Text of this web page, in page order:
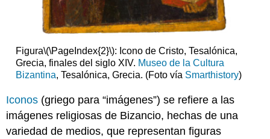
el
triunfo
de
ortodoxia
en
los
bizantinos
Hagia
Eirene
Figura\(\PageIndex{2}\): Icono de Cristo, Tesalónica,
Grecia, finales del siglo XIV. Museo de la Cultura
Bizantina, Tesalónica, Grecia. (Foto vía Smarthistory)
Iconos (griego para “imágenes”) se refiere a las
imágenes religiosas de Bizancio, hechas de una
variedad de medios, que representan figuras